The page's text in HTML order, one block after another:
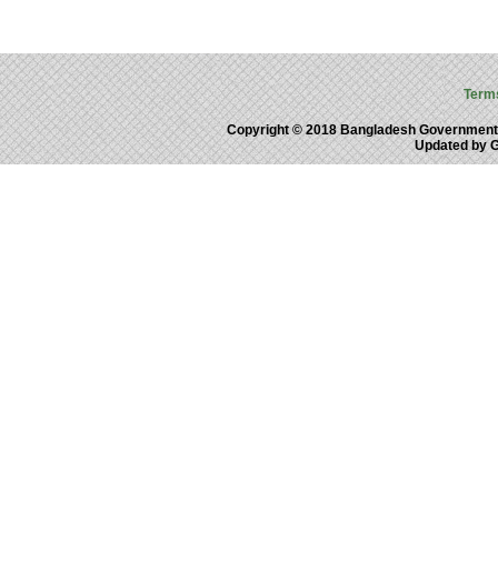
Copyright © 2018 Bangladesh
Updated by